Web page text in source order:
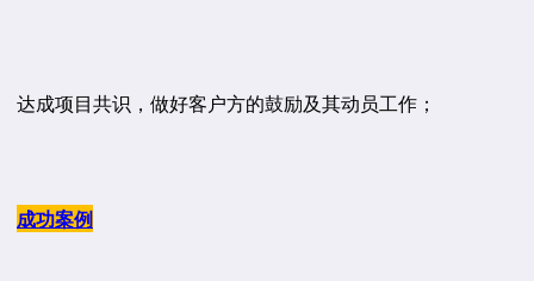
达成项目共识，做好客户方的鼓励及其动员工作；
成功案例